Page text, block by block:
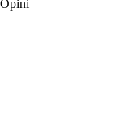
Opini